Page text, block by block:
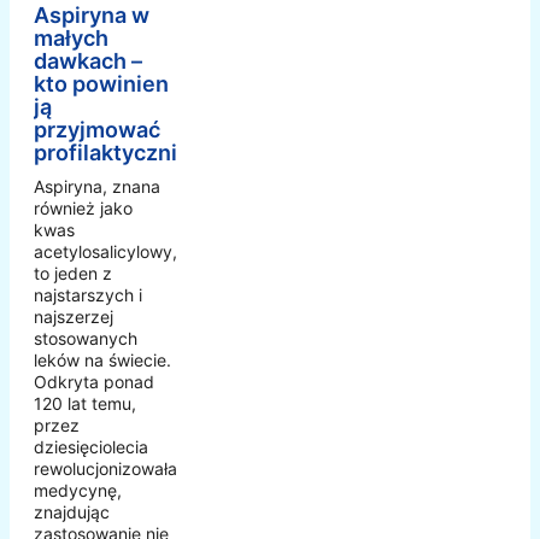
Aspiryna w
małych
dawkach –
kto powinien
ją
przyjmować
profilaktycznie?
Aspiryna, znana
również jako
kwas
acetylosalicylowy,
to jeden z
najstarszych i
najszerzej
stosowanych
leków na świecie.
Odkryta ponad
120 lat temu,
przez
dziesięciolecia
rewolucjonizowała
medycynę,
znajdując
zastosowanie nie